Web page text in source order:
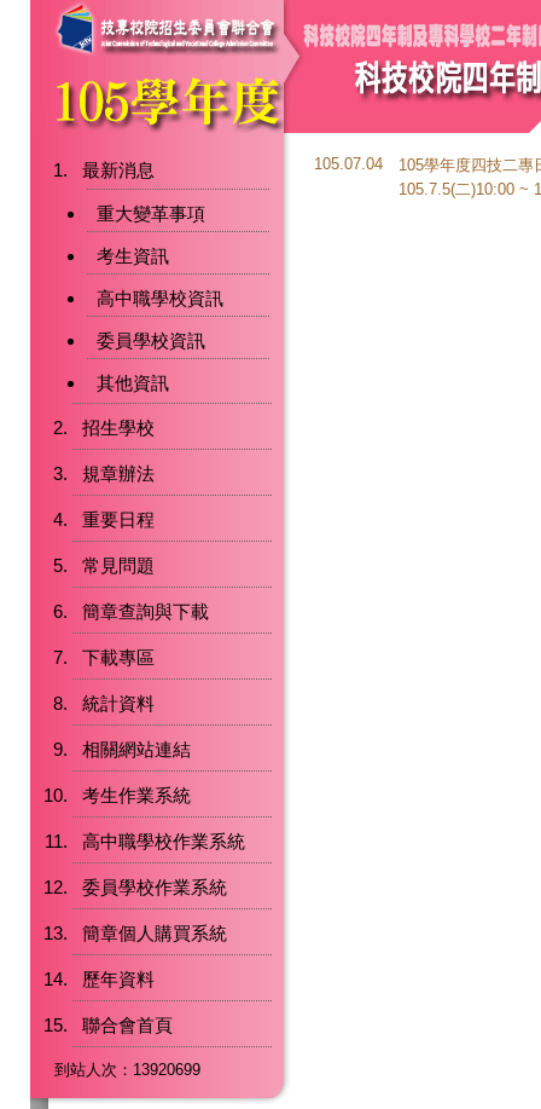
最新消息
重大變革事項
考生資訊
高中職學校資訊
委員學校資訊
其他資訊
招生學校
規章辦法
重要日程
常見問題
簡章查詢與下載
下載專區
統計資料
相關網站連結
考生作業系統
高中職學校作業系統
委員學校作業系統
簡章個人購買系統
歷年資料
聯合會首頁
到站人次：13920699
105.07.04
105學年度四技二專
105.7.5(二)10:00 ~